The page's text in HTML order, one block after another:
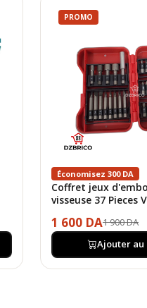
PROMO
Économisez 300 DA
Coffret jeux
visseuse 37 Pieces
1 600 DA1 900 DA
Ajouter au